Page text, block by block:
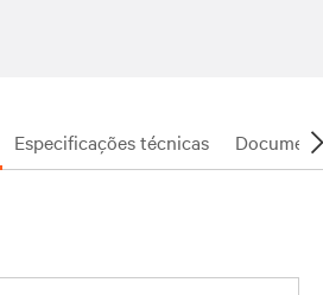
Especificações técnicas